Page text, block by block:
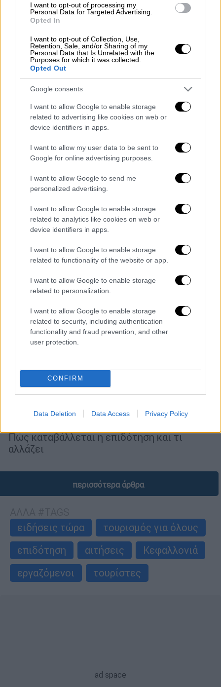
I want to opt-out of processing my
Personal Data for Targeted Advertising.
Opted In
I want to opt-out of Collection, Use,
Retention, Sale, and/or Sharing of my
Personal Data that Is Unrelated with the
Purposes for which it was collected.
Opted Out
Google consents
I want to allow Google to enable storage
related to advertising like cookies on web or
device identifiers in apps.
I want to allow my user data to be sent to
Google for online advertising purposes.
I want to allow Google to send me
personalized advertising.
I want to allow Google to enable storage
related to analytics like cookies on web or
device identifiers in apps.
I want to allow Google to enable storage
related to functionality of the website or app.
I want to allow Google to enable storage
related to personalization.
I want to allow Google to enable storage
related to security, including authentication
functionality and fraud prevention, and other
user protection.
CONFIRM
Data Deletion Data Access Privacy Policy
Τεχνολογία|04.07.2026 11:16
Έρχεται πριν το τέλος του 2026 το
πρώτο ξενοδοχείο στον κόσμο που θα το
Ένα ορόσημο για το μέλλον της φιλοξενίας
τεχνητής νοημοσύνης
Οικονομία|03.07.2026 03:00
Τουρισμός για Όλους 2026-2027: Οι
δικαιούχοι και τι αλλάζει
Πώς καταβάλλεται η επιδότηση και τι
αλλάζει
περισσότερα άρθρα
ειδήσεις τώρα
τουρισμός για όλους
επιδότηση
αιτήσεις
Κεφαλλονιά
εργαζόμενοι
τουρίστες